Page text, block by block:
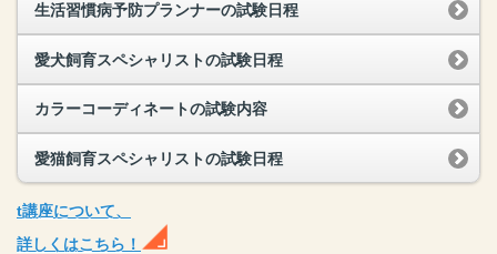
生活習慣病予防プランナーの試験日程
愛犬飼育スペシャリストの試験日程
カラーコーディネートの試験内容
愛猫飼育スペシャリストの試験日程
t講座について、
詳しくはこちら！